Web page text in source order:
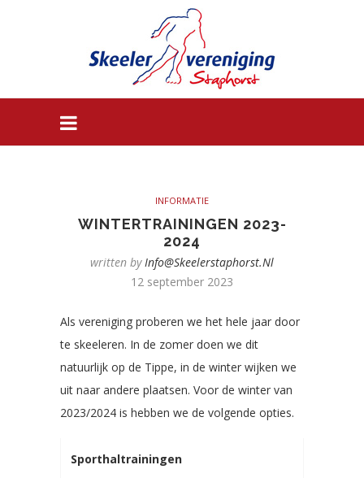
INFORMATIE
WINTERTRAININGEN 2023-
2024
written byInfo@skeelerstaphorst.nl
12 september 2023
Als vereniging proberen we het hele jaar door
te skeeleren. In de zomer doen we dit
natuurlijk op de Tippe, in de winter wijken we
uit naar andere plaatsen. Voor de winter van
2023/2024 is hebben we de volgende opties.
Sporthaltrainingen